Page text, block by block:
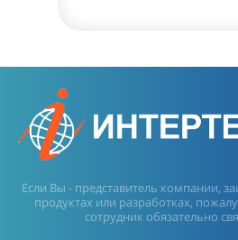
Если Вы - представитель компании,
продуктах или разработках,
сотрудник обязательно